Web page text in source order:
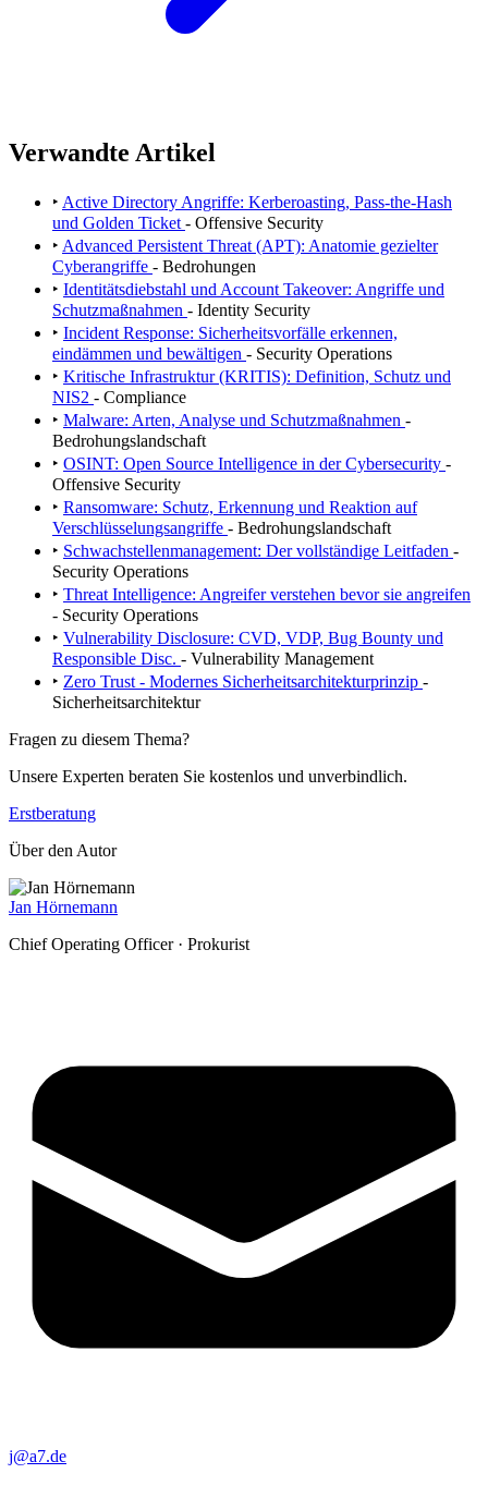
Verwandte Artikel
‣ Active Directory Angriffe: Kerberoasting, Pass-the-Hash
und Golden Ticket - Offensive Security
‣ Advanced Persistent Threat (APT): Anatomie gezielter
Cyberangriffe - Bedrohungen
‣ Identitätsdiebstahl und Account Takeover: Angriffe und
Schutzmaßnahmen - Identity Security
‣ Incident Response: Sicherheitsvorfälle erkennen,
eindämmen und bewältigen - Security Operations
‣ Kritische Infrastruktur (KRITIS): Definition, Schutz und
NIS2 - Compliance
‣ Malware: Arten, Analyse und Schutzmaßnahmen -
Bedrohungslandschaft
‣ OSINT: Open Source Intelligence in der Cybersecurity -
Offensive Security
‣ Ransomware: Schutz, Erkennung und Reaktion auf
Verschlüsselungsangriffe - Bedrohungslandschaft
‣ Schwachstellenmanagement: Der vollständige Leitfaden -
Security Operations
‣ Threat Intelligence: Angreifer verstehen bevor sie angreifen
- Security Operations
‣ Vulnerability Disclosure: CVD, VDP, Bug Bounty und
Responsible Disc. - Vulnerability Management
‣ Zero Trust - Modernes Sicherheitsarchitekturprinzip -
Sicherheitsarchitektur
Fragen zu diesem Thema?
Unsere Experten beraten Sie kostenlos und unverbindlich.
Erstberatung
Über den Autor
Jan Hörnemann
Chief Operating Officer · Prokurist
j@a7.de